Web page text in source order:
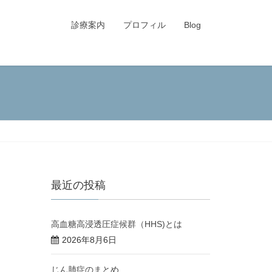
診療案内 プロフィル Blog
最近の投稿
高血糖高浸透圧症候群（HHS)とは
2026年8月6日
じん肺症のまとめ